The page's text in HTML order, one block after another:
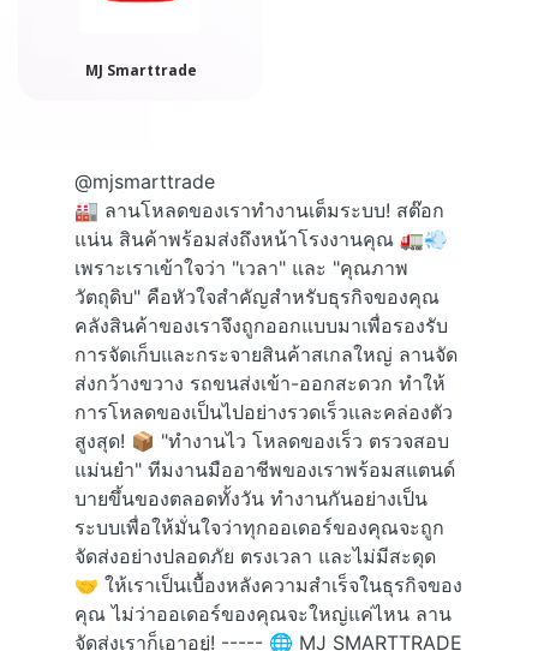
MJ Smarttrade
@mjsmarttrade
🏭 ลานโหลดของเราทำงานเต็มระบบ! สต๊อก
แน่น สินค้าพร้อมส่งถึงหน้าโรงงานคุณ 🚛💨
เพราะเราเข้าใจว่า "เวลา" และ "คุณภาพ
วัตถุดิบ" คือหัวใจสำคัญสำหรับธุรกิจของคุณ
คลังสินค้าของเราจึงถูกออกแบบมาเพื่อรองรับ
การจัดเก็บและกระจายสินค้าสเกลใหญ่ ลานจัด
ส่งกว้างขวาง รถขนส่งเข้า-ออกสะดวก ทำให้
การโหลดของเป็นไปอย่างรวดเร็วและคล่องตัว
สูงสุด! 📦 "ทำงานไว โหลดของเร็ว ตรวจสอบ
แม่นยำ" ทีมงานมืออาชีพของเราพร้อมสแตนด์
บายขึ้นของตลอดทั้งวัน ทำงานกันอย่างเป็น
ระบบเพื่อให้มั่นใจว่าทุกออเดอร์ของคุณจะถูก
จัดส่งอย่างปลอดภัย ตรงเวลา และไม่มีสะดุด
🤝 ให้เราเป็นเบื้องหลังความสำเร็จในธุรกิจของ
คุณ ไม่ว่าออเดอร์ของคุณจะใหญ่แค่ไหน ลาน
จัดส่งเราก็เอาอยู่! ----- 🌐 MJ SMARTTRADE